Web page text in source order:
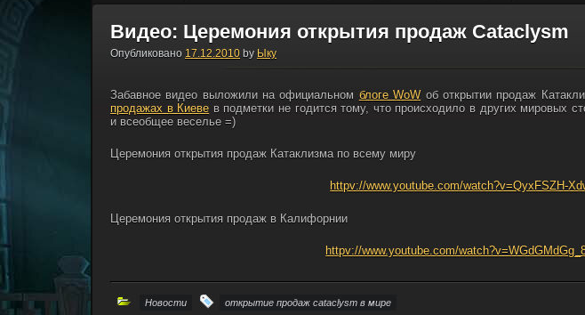
Видео: Церемония открытия продаж Cataclysm
Опубликовано 17.12.2010 by Ыку
Забавное видео выложили на официальном блоге WoW об открытии продаж
продажах в Киеве в подметки не годится тому, что происходило в других мировых
и всеобщее веселье =)
Церемония открытия продаж Катаклизма по всему миру
httpv://www.youtube.com/watch?v=QyxFSZH-
Церемония открытия продаж в Калифорнии
httpv://www.youtube.com/
Новости открытие продаж cataclysm в мире